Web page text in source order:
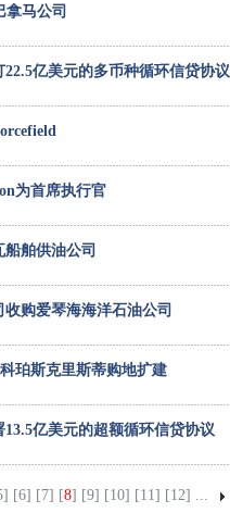
马公司
亿美元的多币种循环信贷协议
为首席执行官
舶供油公司
购爱琴海海洋石油公司
珀斯克里斯蒂购地扩建
亿美元的超额循环信贷协议
[6] [7] [8] [9] [10] [11] [12] ...